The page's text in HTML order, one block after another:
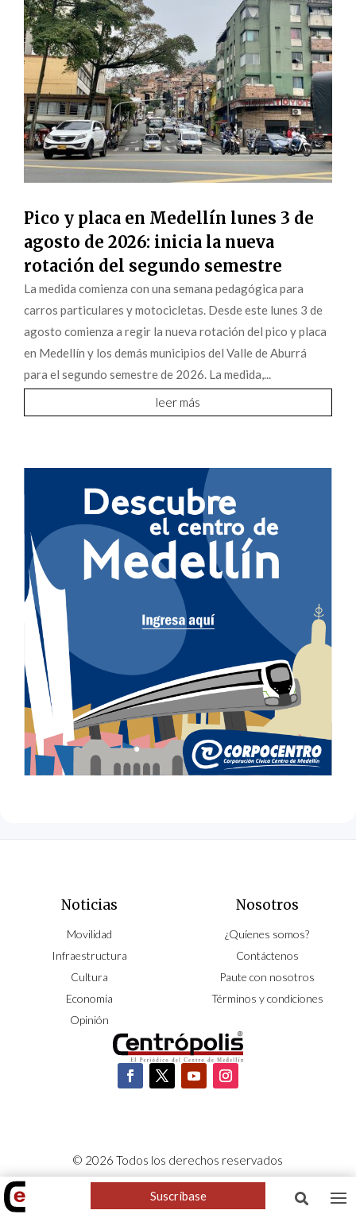
Pico y placa en Medellín lunes 3 de
agosto de 2026: inicia la nueva
rotación del segundo semestre
La medida comienza con una semana pedagógica para
carros particulares y motocicletas. Desde este lunes 3 de
agosto comienza a regir la nueva rotación del pico y placa
en Medellín y los demás municipios del Valle de Aburrá
para el segundo semestre de 2026. La medida,...
leer más
Noticias
Movilidad
Infraestructura
Cultura
Economía
Opinión
Nosotros
¿Quíenes somos?
Contáctenos
Paute con nosotros
Términos y condiciones
© 2026 Todos los derechos reservados
CORPOCENTRO | Hecho con pasión porNeoCiclo
Suscríbase
